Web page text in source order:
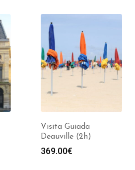
Visita Guiada
Deauville (2h)
369.00€